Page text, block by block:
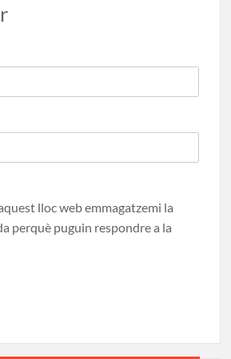
lloc web emmagatzemi la
perquè puguin respondre a la